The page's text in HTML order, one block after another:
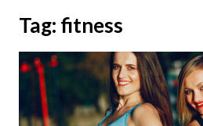
Tag: fitness